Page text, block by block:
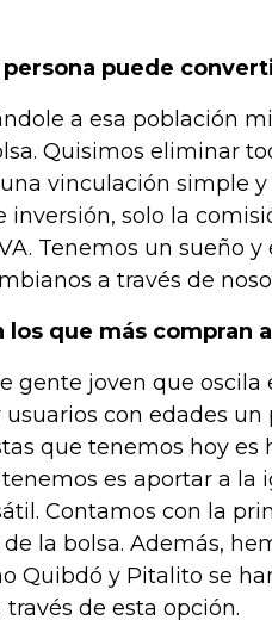
puede
a esa población
Quisimos eliminar
vinculación simple
inversión, solo la
Tenemos un sueño
a través de
los que más compran
gente joven que oscila
con edades un
que tenemos hoy
es aportar a la
Contamos con la
la bolsa. Además,
Quibdó y Pitalito se
de esta opción.